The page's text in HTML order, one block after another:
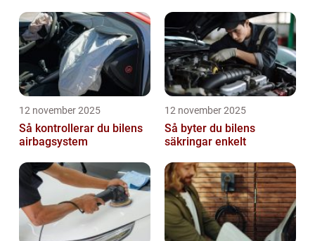
12 november 2025
Så kontrollerar du bilens
airbagsystem
12 november 2025
Så byter du bilens
säkringar enkelt